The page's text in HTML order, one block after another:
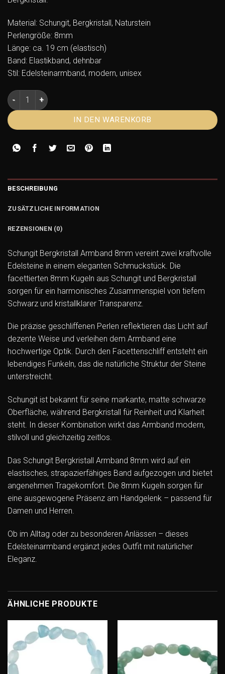
Material: Schungit, Bergkristall, Naturstein
Perlengröße: 8mm
Länge: ca. 19 cm (elastisch)
Band: Elastikband, dehnbar
Stil: Edelsteinarmband, modern, unisex
Schungit Bergkristall Armband 8mm – facettierte Kugeln
IN DEN WARENKORB
BESCHREIBUNG
ZUSÄTZLICHE INFORMATION
REZENSIONEN (0)
Schungit Bergkristall Armband 8mm vereint zwei kraftvolle
Edelsteine in einem eleganten Schmuckstück. Die
facettierten 8mm Kugeln aus Schungit und Bergkristall
sorgen für ein harmonisches Zusammenspiel von tiefem
Schwarz und kristallklarer Transparenz.
Die präzise geschliffenen Perlen reflektieren das Licht auf
dezente Weise und verleihen dem Armband eine
hochwertige Optik. Durch den Facettenschliff entsteht ein
lebendiges Funkeln, das die natürliche Struktur der Steine
unterstreicht.
Schungit ist bekannt für seine markante, matte schwarze
Oberfläche, während Bergkristall für Reinheit und Klarheit
steht. In dieser Kombination wirkt das Armband modern,
stilvoll und gleichzeitig zeitlos.
Das Schungit Bergkristall Armband 8mm wird auf ein
elastisches, strapazierfähiges Band aufgezogen und bietet
angenehmen Tragekomfort. Die 8mm Kugeln sorgen für
eine ausgewogene Präsenz am Handgelenk – passend für
Damen und Herren.
Ob im Alltag oder zu besonderen Anlässen – dieses
Edelsteinarmband ergänzt jedes Outfit mit natürlicher
Eleganz.
ÄHNLICHE PRODUKTE
Add to
wishlist
Add to
wishlist